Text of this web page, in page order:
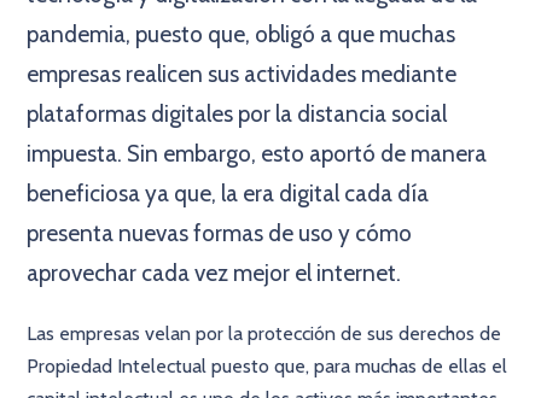
pandemia, puesto que, obligó a que muchas
empresas realicen sus actividades mediante
plataformas digitales por la distancia social
impuesta. Sin embargo, esto aportó de manera
beneficiosa ya que, la era digital cada día
presenta nuevas formas de uso y cómo
aprovechar cada vez mejor el internet.
Las empresas velan por la protección de sus derechos de
Propiedad Intelectual puesto que, para muchas de ellas el